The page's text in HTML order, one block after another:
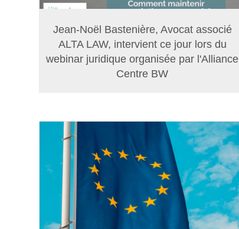
Jean-Noël Bastenière, Avocat associé
ALTA LAW, intervient ce jour lors du
webinar juridique organisée par l'Alliance
Centre BW